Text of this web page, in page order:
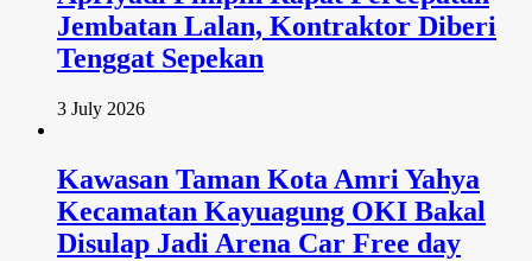
Jembatan Lalan, Kontraktor Diberi
Tenggat Sepekan
3 July 2026
Kawasan Taman Kota Amri Yahya
Kecamatan Kayuagung OKI Bakal
Disulap Jadi Arena Car Free day